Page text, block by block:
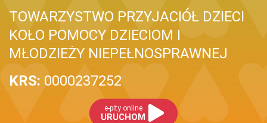
TOWARZYSTWO PRZYJACIÓŁ DZIECI
KOŁO POMOCY DZIECIOM I
MŁODZIEŻY NIEPEŁNOSPRAWNEJ
KRS: 0000237252
e-pity online
URUCHOM